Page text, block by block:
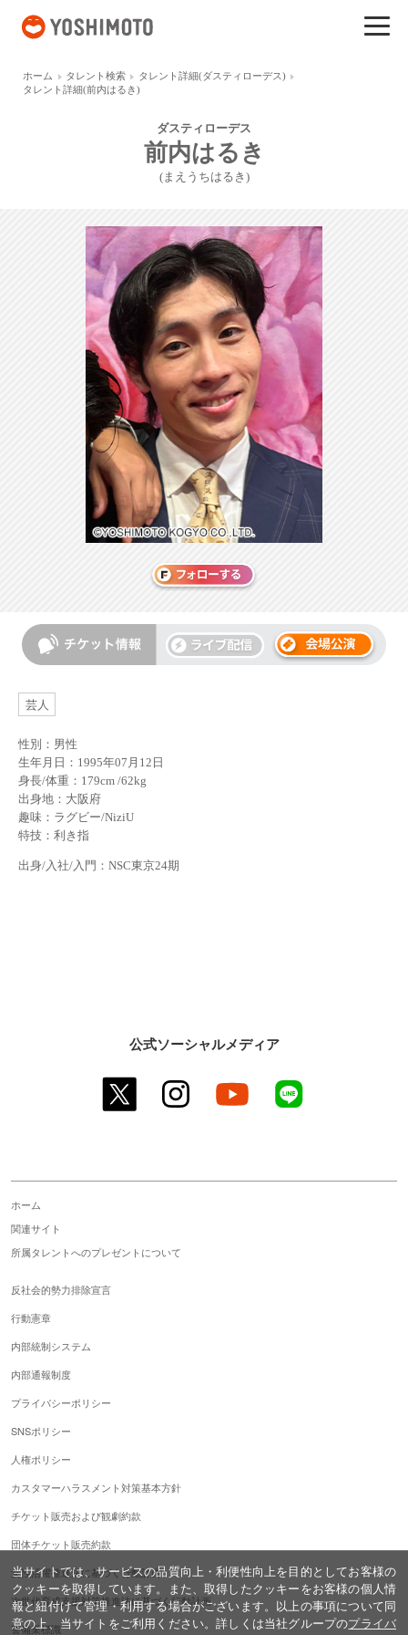
ホーム タレント検索
タレント詳細(ダスティローデス)
タレント詳細(前内はるき)
ダスティローデス
前内はるき
(まえうちはるき)
芸人
性別：男性
生年月日：1995年07月12日
身長/体重：179cm /62kg
出身地：大阪府
趣味：ラグビー/NiziU
特技：利き指
出身/入社/入門：NSC東京24期
公式ソーシャルメディア
twitter instagram youtube
ホーム
関連サイト
所属タレントへのプレゼントについて
反社会的勢力排除宣言
行動憲章
内部統制システム
内部通報制度
プライバシーポリシー
SNSポリシー
人権ポリシー
カスタマーハラスメント対策基本方針
チケット販売および観劇約款
団体チケット販売約款
女性活躍推進法に基づく行動計画
次世代育成支援対策推進法に基づく行動計画
警備業標識
当サイトでは、サービスの品質向上・利便性向上を目的としてお客様の
クッキーを取得しています。また、取得したクッキーをお客様の個人情
報と紐付けて管理・利用する場合がございます。以上の事項について同
意の上、当サイトをご利用ください。詳しくは当社グループのプライバ